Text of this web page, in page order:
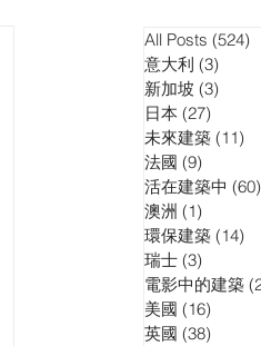
All Posts (524)
意大利 (3)
新加坡 (3)
日本 (27)
未來建築 (11)
法國 (9)
活在建築中 (60)
澳洲 (1)
環保建築 (14)
瑞士 (3)
電影中的建築
美國 (16)
英國 (38)